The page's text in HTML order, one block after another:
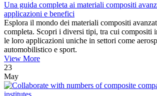
Una guida completa ai materiali compositi
applicazioni e benefici
Esplora il mondo dei materiali compositi
completa. Scopri i diversi tipi, tra cui compositi
le loro applicazioni uniche in settori come
automobilistico e sport.
View More
23
May